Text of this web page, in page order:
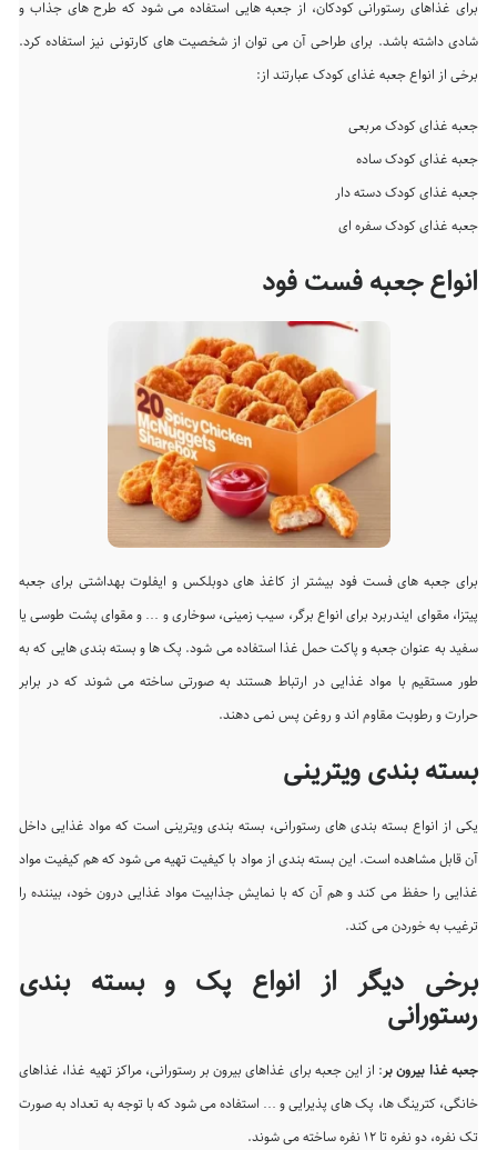
برای غذاهای رستورانی کودکان، از جعبه هایی استفاده می شود که طرح های جذاب و
شادی داشته باشد. برای طراحی آن می توان از شخصیت های کارتونی نیز استفاده کرد.
برخی از انواع جعبه غذای کودک عبارتند از:
جعبه غذای کودک مربعی
جعبه غذای کودک ساده
جعبه غذای کودک دسته دار
جعبه غذای کودک سفره ای
انواع جعبه فست فود
برای جعبه های فست فود بیشتر از کاغذ های دوبلکس و ایفلوت بهداشتی برای جعبه
پیتزا، مقوای ایندربرد برای انواع برگر، سیب زمینی، سوخاری و … و مقوای پشت طوسی یا
سفید به عنوان جعبه و پاکت حمل غذا استفاده می شود. پک ها و بسته بندی هایی که به
طور مستقیم با مواد غذایی در ارتباط هستند به صورتی ساخته می شوند که در برابر
حرارت و رطوبت مقاوم اند و روغن پس نمی دهند.
بسته بندی ویترینی
یکی از انواع بسته بندی های رستورانی، بسته بندی ویترینی است که مواد غذایی داخل
آن قابل مشاهده است. این بسته بندی از مواد با کیفیت تهیه می شود که هم کیفیت مواد
غذایی را حفظ می کند و هم آن که با نمایش جذابیت مواد غذایی درون خود، بیننده را
ترغیب به خوردن می کند.
برخی دیگر از انواع پک و بسته بندی
رستورانی
جعبه غذا بیرون بر: از این جعبه برای غذاهای بیرون بر رستورانی، مراکز تهیه غذا، غذاهای
خانگی، کترینگ ها، پک های پذیرایی و … استفاده می شود که با توجه به تعداد به صورت
تک نفره، دو نفره تا ۱۲ نفره ساخته می شوند.